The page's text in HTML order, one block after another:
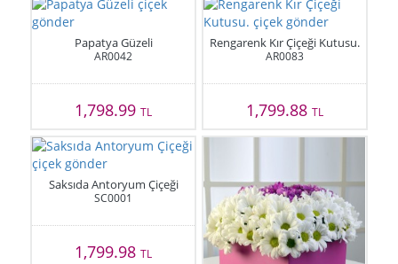
Papatya Güzeli
AR0042
1,798.99TL
Rengarenk Kır Çiçeği Kutusu.
AR0083
1,799.88 TL
Saksıda Antoryum Çiçeği
SC0001
1,799.98TL